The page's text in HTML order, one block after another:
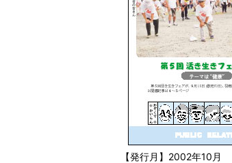
【発行月】2002年10月